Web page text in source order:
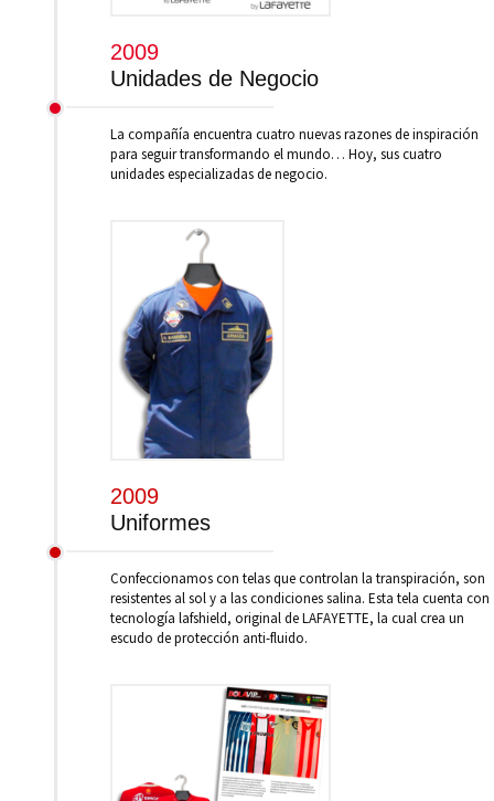
2009
Unidades de Negocio
La compañía encuentra cuatro nuevas razones de inspiración
para seguir transformando el mundo… Hoy, sus cuatro
unidades especializadas de negocio.
2009
Uniformes
Confeccionamos con telas que controlan la transpiración, son
resistentes al sol y a las condiciones salina. Esta tela cuenta con
tecnología lafshield, original de LAFAYETTE, la cual crea un
escudo de protección anti-fluido.